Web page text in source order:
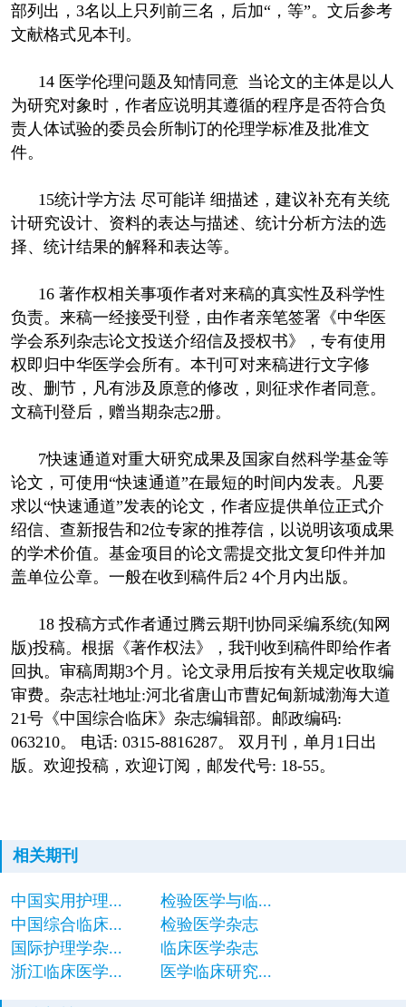
部列出，3名以上只列前三名，后加“，等”。文后参考
文献格式见本刊。
14 医学伦理问题及知情同意 当论文的主体是以人
为研究对象时，作者应说明其遵循的程序是否符合负
责人体试验的委员会所制订的伦理学标准及批准文
件。
15统计学方法 尽可能详 细描述，建议补充有关统
计研究设计、资料的表达与描述、统计分析方法的选
择、统计结果的解释和表达等。
16 著作权相关事项作者对来稿的真实性及科学性
负责。来稿一经接受刊登，由作者亲笔签署《中华医
学会系列杂志论文投送介绍信及授权书》，专有使用
权即归中华医学会所有。本刊可对来稿进行文字修
改、删节，凡有涉及原意的修改，则征求作者同意。
文稿刊登后，赠当期杂志2册。
7快速通道对重大研究成果及国家自然科学基金等
论文，可使用“快速通道”在最短的时间内发表。凡要
求以“快速通道”发表的论文，作者应提供单位正式介
绍信、查新报告和2位专家的推荐信，以说明该项成果
的学术价值。基金项目的论文需提交批文复印件并加
盖单位公章。一般在收到稿件后2 4个月内出版。
18 投稿方式作者通过腾云期刊协同采编系统(知网
版)投稿。根据《著作权法》，我刊收到稿件即给作者
回执。审稿周期3个月。论文录用后按有关规定收取编
审费。杂志社地址:河北省唐山市曹妃甸新城渤海大道
21号《中国综合临床》杂志编辑部。邮政编码:
063210。 电话: 0315-8816287。 双月刊，单月1日出
版。欢迎投稿，欢迎订阅，邮发代号: 18-55。
相关期刊
中国实用护理...
检验医学与临...
中国综合临床...
检验医学杂志
国际护理学杂...
临床医学杂志
浙江临床医学...
医学临床研究...